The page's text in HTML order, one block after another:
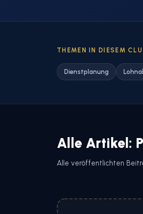
THEMEN IN DIESEM
Dienstplanung
Alle Artikel:
Alle veröffentlichten